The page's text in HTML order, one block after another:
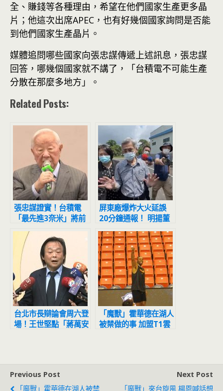
全、賺錢等各種理由，希望在他們國家生產更多晶
片；他這次出席APEC，也有好幾個國家詢問是否能
到他們國家生產晶片。
媒體追問哪些國家向張忠謀傳遞上述訊息，張忠謀
回答，哪幾個國家就不講了，「台積電不可能生產
分散在那麼多地方」。
Related Posts:
張忠謀證實！台積電
「最先進3奈米」將前
進美國
屏東廠爆炸大火延誤
20分鐘通報！ 明揚董
事長：不在廠內不清楚
台北市長辯論會周六登
場！王世堅點「蔣萬安
「魔獸」霍華德在湖人
被禁做的事 加盟T1雲
Previous Post
「魔獸」霍華德在湖人被禁
Next Post
「魔獸」來台旋風 楊恩喊話想